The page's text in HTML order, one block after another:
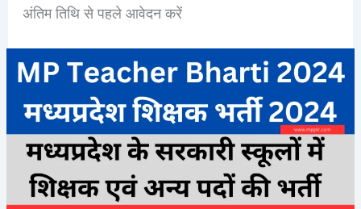
अंतिम तिथि से पहले आवेदन करें